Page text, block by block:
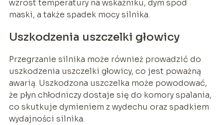
wzrost temperatury na wskaźniku, dym spod
maski, a także spadek mocy silnika.
Uszkodzenia uszczelki głowicy
Przegrzanie silnika może również prowadzić do
uszkodzenia uszczelki głowicy, co jest poważną
awarią. Uszkodzona uszczelka może powodować,
że płyn chłodniczy dostaje się do komory spalania,
co skutkuje dymieniem z wydechu oraz spadkiem
wydajności silnika.